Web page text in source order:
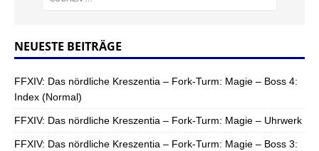
NEUESTE BEITRÄGE
FFXIV: Das nördliche Kreszentia – Fork-Turm: Magie – Boss 4:
Index (Normal)
FFXIV: Das nördliche Kreszentia – Fork-Turm: Magie – Uhrwerk
FFXIV: Das nördliche Kreszentia – Fork-Turm: Magie – Boss 3: